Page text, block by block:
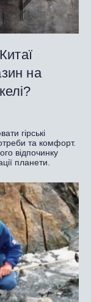
на
гірські
та комфорт.
відпочинку
планети.